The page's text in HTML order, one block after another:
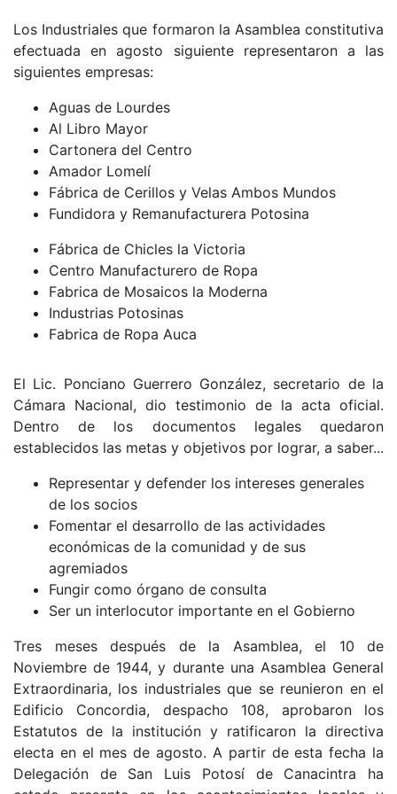
Los Industriales que formaron la Asamblea constitutiva
efectuada en agosto siguiente representaron a las
siguientes empresas:
Aguas de Lourdes
Al Libro Mayor
Cartonera del Centro
Amador Lomelí
Fábrica de Cerillos y Velas Ambos Mundos
Fundidora y Remanufacturera Potosina
Fábrica de Chicles la Victoria
Centro Manufacturero de Ropa
Fabrica de Mosaicos la Moderna
Industrias Potosinas
Fabrica de Ropa Auca
El Lic. Ponciano Guerrero González, secretario de la
Cámara Nacional, dio testimonio de la acta oficial.
Dentro de los documentos legales quedaron
establecidos las metas y objetivos por lograr, a saber...
Representar y defender los intereses generales
de los socios
Fomentar el desarrollo de las actividades
económicas de la comunidad y de sus
agremiados
Fungir como órgano de consulta
Ser un interlocutor importante en el Gobierno
Tres meses después de la Asamblea, el 10 de
Noviembre de 1944, y durante una Asamblea General
Extraordinaria, los industriales que se reunieron en el
Edificio Concordia, despacho 108, aprobaron los
Estatutos de la institución y ratificaron la directiva
electa en el mes de agosto. A partir de esta fecha la
Delegación de San Luis Potosí de Canacintra ha